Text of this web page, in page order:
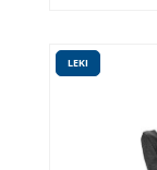
LEKI